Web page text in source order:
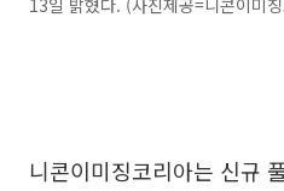
13일 밝혔다. (사진제공=니콘이미
니콘이미징코리아는 신규